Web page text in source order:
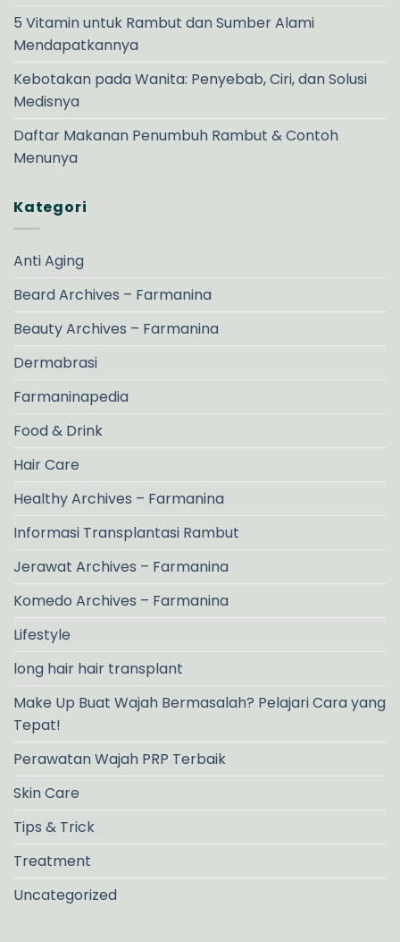
5 Vitamin untuk Rambut dan Sumber Alami
Mendapatkannya
Kebotakan pada Wanita: Penyebab, Ciri, dan Solusi
Medisnya
Daftar Makanan Penumbuh Rambut & Contoh
Menunya
Kategori
Anti Aging
Beard Archives – Farmanina
Beauty Archives – Farmanina
Dermabrasi
Farmaninapedia
Food & Drink
Hair Care
Healthy Archives – Farmanina
Informasi Transplantasi Rambut
Jerawat Archives – Farmanina
Komedo Archives – Farmanina
Lifestyle
long hair hair transplant
Make Up Buat Wajah Bermasalah? Pelajari Cara yang
Tepat!
Perawatan Wajah PRP Terbaik
Skin Care
Tips & Trick
Treatment
Uncategorized